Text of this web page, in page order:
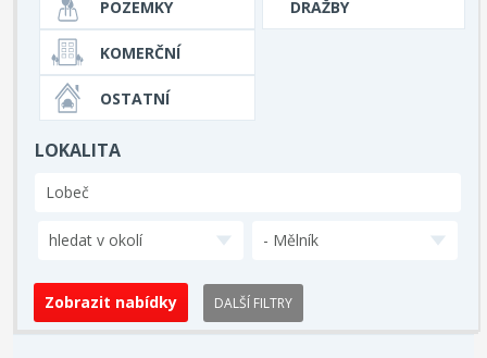
DRAŽBY
POZEMKY
KOMERČNÍ
OSTATNÍ
LOKALITA
hledat v okolí - Mělník
DALŠÍ FILTRY